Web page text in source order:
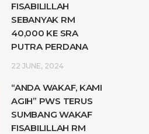
FISABILILLAH
SEBANYAK RM
40,000 KE SRA
PUTRA PERDANA
22 JUNE, 2024
“ANDA WAKAF, KAMI
AGIH” PWS TERUS
SUMBANG WAKAF
FISABILILLAH RM